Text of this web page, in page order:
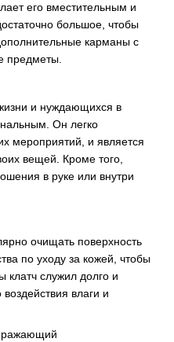
его вместительным и
большое, чтобы
карманы с
предметы.
и нуждающихся в
Он легко
мероприятий, и является
вещей. Кроме того,
в руке или внутри
очищать поверхность
по уходу за кожей, чтобы
клатч служил долго и
влаги и